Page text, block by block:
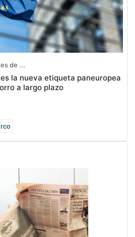
de ...
es la nueva etiqueta paneuropea
a largo plazo